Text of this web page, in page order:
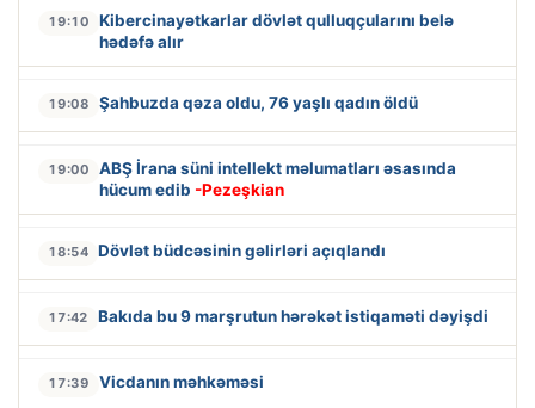
19:10
Kibercinayətkarlar dövlət qulluqçularını belə
hədəfə alır
19:08 Şahbuzda qəza oldu, 76 yaşlı qadın öldü
19:00
ABŞ İrana süni intellekt məlumatları əsasında
hücum edib -Pezeşkian
18:54 Dövlət büdcəsinin gəlirləri açıqlandı
17:42 Bakıda bu 9 marşrutun hərəkət istiqaməti dəyişdi
17:39 Vicdanın məhkəməsi